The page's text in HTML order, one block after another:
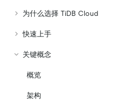
为什么选择 TiDB Cloud
快速上手
关键概念
概览
架构